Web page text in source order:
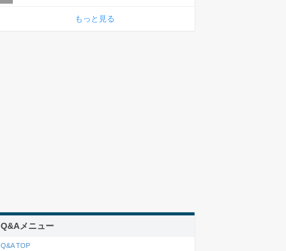
もっと見る
Q&Aメニュー
Q&A TOP